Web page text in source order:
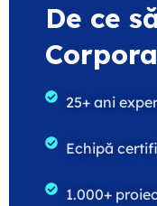
De ce
25+ ani
Echipă
1.000+